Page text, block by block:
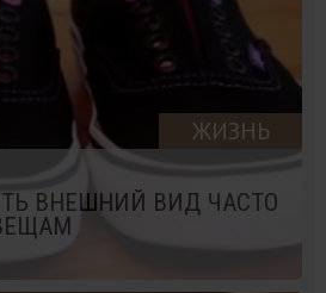
ЖИЗНЬ
ВНЕШНИЙ ВИД ЧАСТО